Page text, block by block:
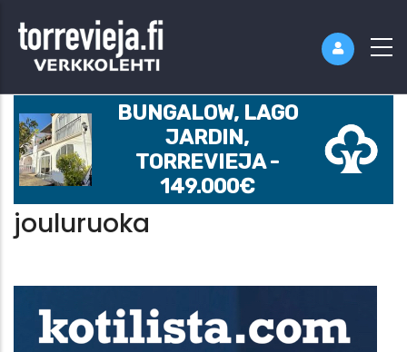
BUNGALOW, LAGO
JARDIN,
TORREVIEJA -
149.000€
jouluruoka